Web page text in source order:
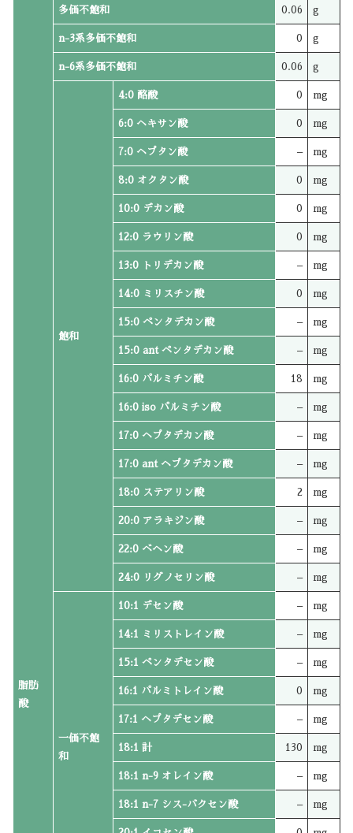
脂肪
酸
多価不飽和 0.06 g
n-3系多価不飽和 0 g
n-6系多価不飽和 0.06 g
飽和
4:0 酪酸 0 mg
6:0 ヘキサン酸 0 mg
7:0 ヘプタン酸 – mg
8:0 オクタン酸 0 mg
10:0 デカン酸 0 mg
12:0 ラウリン酸 0 mg
13:0 トリデカン酸 – mg
14:0 ミリスチン酸 0 mg
15:0 ペンタデカン酸 – mg
15:0 ant ペンタデカン酸 – mg
16:0 パルミチン酸 18 mg
16:0 iso パルミチン酸 – mg
17:0 ヘプタデカン酸 – mg
17:0 ant ヘプタデカン酸 – mg
18:0 ステアリン酸 2 mg
20:0 アラキジン酸 – mg
22:0 ベヘン酸 – mg
24:0 リグノセリン酸 – mg
一価不飽
和
10:1 デセン酸 – mg
14:1 ミリストレイン酸 – mg
15:1 ペンタデセン酸 – mg
16:1 パルミトレイン酸 0 mg
17:1 ヘプタデセン酸 – mg
18:1 計 130 mg
18:1 n-9 オレイン酸 – mg
18:1 n-7 シス-バクセン酸 – mg